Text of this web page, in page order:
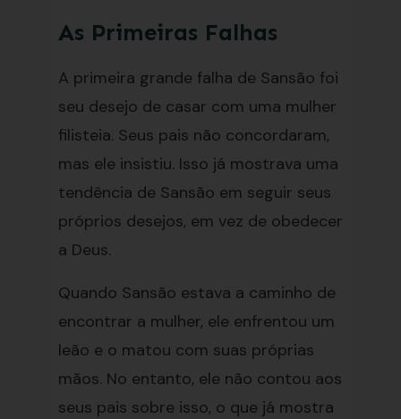
As Primeiras Falhas
A primeira grande falha de Sansão foi
seu desejo de casar com uma mulher
filisteia. Seus pais não concordaram,
mas ele insistiu. Isso já mostrava uma
tendência de Sansão em seguir seus
próprios desejos, em vez de obedecer
a Deus.
Quando Sansão estava a caminho de
encontrar a mulher, ele enfrentou um
leão e o matou com suas próprias
mãos. No entanto, ele não contou aos
seus pais sobre isso, o que já mostra